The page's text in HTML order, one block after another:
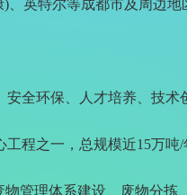
英特尔等成都市及周边地
全环保、人才培养、技术
程之一，总规模近15万
管理体系建设、废物分拣